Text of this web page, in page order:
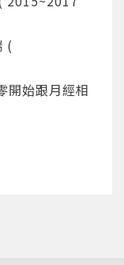
(
開始跟月經相